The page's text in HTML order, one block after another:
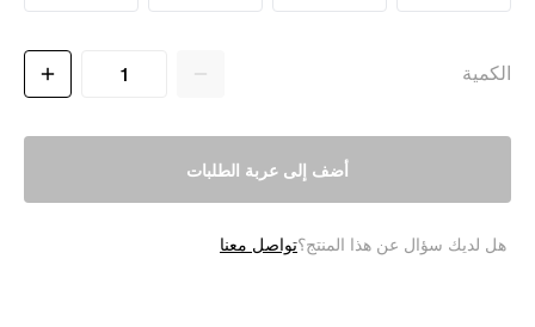
الكمية
أضف إلى عربة الطلبات
هل لديك سؤال عن هذا المنتج؟تواصل معنا